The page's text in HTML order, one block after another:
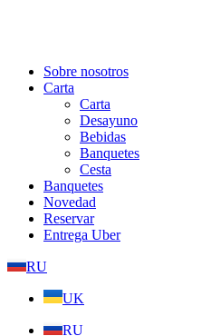
Sobre nosotros
Carta
Carta
Desayuno
Bebidas
Banquetes
Cesta
Banquetes
Novedad
Reservar
Entrega Uber
RU
UK
RU